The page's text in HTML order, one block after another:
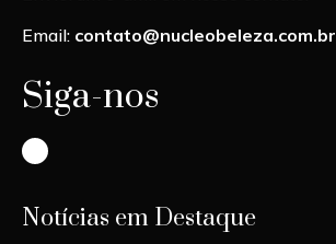
Email: contato@nucleobeleza.com.br
Siga-nos
Instagram
Notícias em Destaque